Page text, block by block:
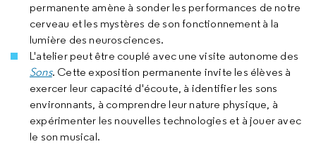
permanente amène à sonder les performances de notre
cerveau et les mystères de son fonctionnement à la
lumière des neurosciences.
L'atelier peut être couplé avec une visite autonome des
Sons. Cette exposition permanente invite les élèves à
exercer leur capacité d'écoute, à identifier les sons
environnants, à comprendre leur nature physique, à
expérimenter les nouvelles technologies et à jouer avec
le son musical.